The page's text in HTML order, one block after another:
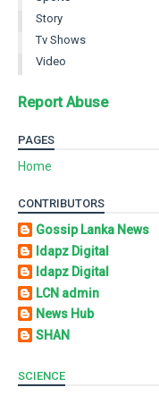
Story
Tv Shows
Video
Report Abuse
PAGES
Home
CONTRIBUTORS
Gossip Lanka News
Idapz Digital
Idapz Digital
LCN admin
News Hub
SHAN
SCIENCE